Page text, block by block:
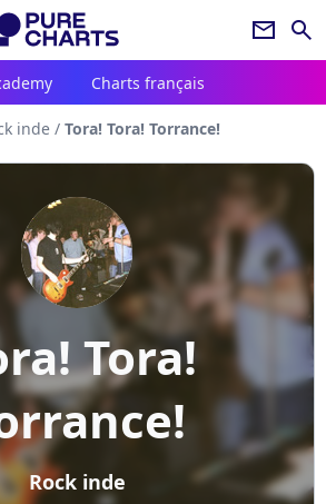
newsletter search
Charts français
inde / Tora! Tora! Torrance!
Tora!
Rock inde